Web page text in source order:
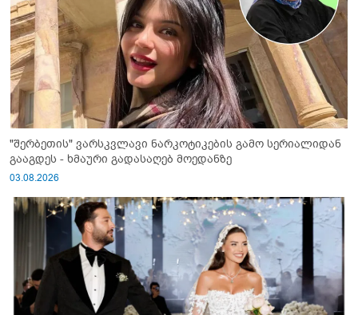
"შერბეთის" ვარსკვლავი ნარკოტიკების გამო სერიალიდან
გააგდეს - ხმაური გადასაღებ მოედანზე
03.08.2026